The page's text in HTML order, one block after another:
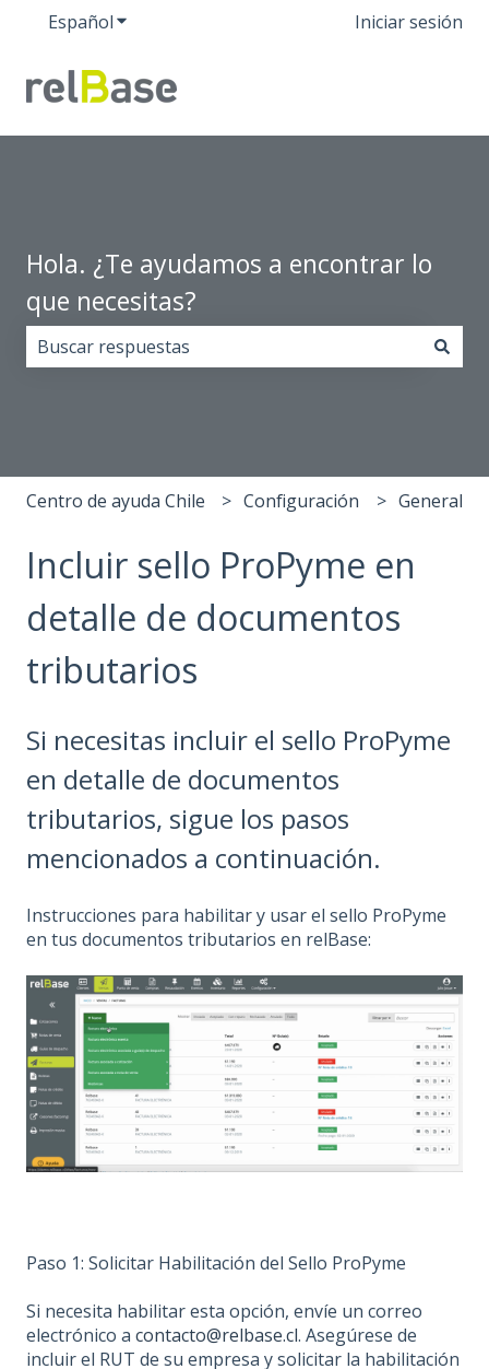
EspañolTraducciones de Mostrar submenú de
Iniciar sesión
Hola. ¿Te ayudamos a encontrar lo
que necesitas?
Centro de ayuda Chile Configuración General
Incluir sello ProPyme en
detalle de documentos
tributarios
Si necesitas incluir el sello ProPyme
en detalle de documentos
tributarios, sigue los pasos
mencionados a continuación.
Instrucciones para habilitar y usar el sello ProPyme
en tus documentos tributarios en relBase:
Paso 1: Solicitar Habilitación del Sello ProPyme
Si necesita habilitar esta opción, envíe un correo
electrónico a contacto@relbase.cl. Asegúrese de
incluir el RUT de su empresa y solicitar la habilitación